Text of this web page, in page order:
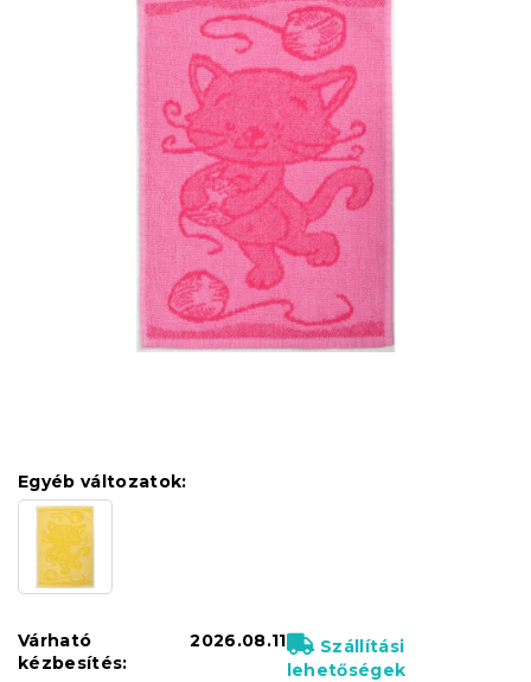
Egyéb változatok:
Várható
kézbesítés:
2026.08.11
Szállítási
lehetőségek